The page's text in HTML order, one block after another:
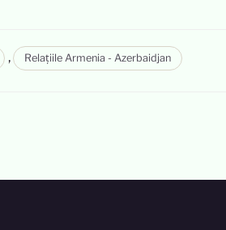
, Relațiile Armenia - Azerbaidjan